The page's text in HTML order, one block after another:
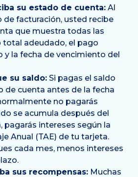
su estado de cuenta: Al
de facturación, usted recibe
que muestra todas las
total adeudado, el pago
y la fecha de vencimiento del
su saldo: Si pagas el saldo
de cuenta antes de la fecha
no pagarás
se acumula después del
pagarás intereses según la
Anual (TAE) de tu tarjeta.
cada mes, menos intereses
sus recompensas: Muchas